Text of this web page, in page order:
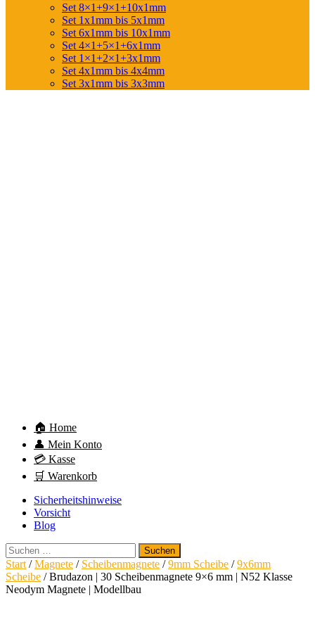
Set 8×1+9×1+10x1mm
Set 1x1mm bis 5x1mm
Set 6x1mm bis 10x1mm
Set 4×1+5×1+6x1mm
Set 1×1+2×1+3x1mm
Set 4x1mm bis 4x4mm
Set 3x1mm bis 3x3mm
🏠 Home
👤 Mein Konto
💳 Kasse
🛒 Warenkorb
Sicherheitshinweise
Vorsicht
Blog
Suchen
nach:
Start /Magnete / Scheibenmagnete /9mm Scheibe /9x6mm
Scheibe / Brudazon | 30 Scheibenmagnete 9×6 mm | N52 Klasse
Neodym Magnete | Modellbau